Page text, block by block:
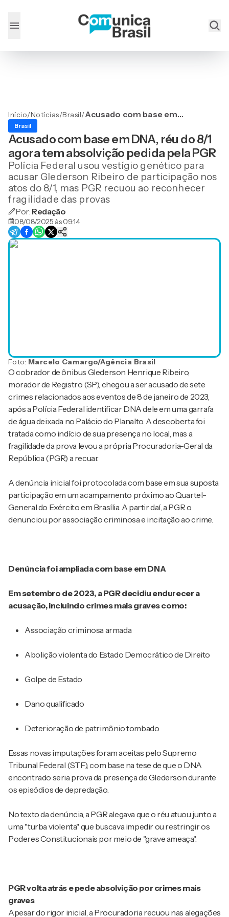
Início/Notícias/Brasil/Acusado com base em
absolvição pedida pela PGR
Brasil
Acusado com base em DNA, réu do 8/1
agora tem absolvição pedida pela PGR
Polícia Federal usou vestígio genético para
acusar Glederson Ribeiro de participação nos
atos do 8/1, mas PGR recuou ao reconhecer
fragilidade das provas
Por: Redação
08/08/2025 às 09:14
Foto: Marcelo Camargo/Agência Brasil
O cobrador de ônibus Glederson Henrique Ribeiro,
morador de Registro (SP), chegou a ser acusado de sete
crimes relacionados aos eventos de 8 de janeiro de 2023,
após a Polícia Federal identificar DNA dele em uma garrafa
de água deixada no Palácio do Planalto. A descoberta foi
tratada como indício de sua presença no local, mas a
fragilidade da prova levou a própria Procuradoria-Geral da
República (PGR) a recuar.
A denúncia inicial foi protocolada com base em sua suposta
participação em um acampamento próximo ao Quartel-
General do Exército em Brasília. A partir daí, a PGR o
denunciou por associação criminosa e incitação ao crime.
Denúncia foi ampliada com base em DNA
Em setembro de 2023, a PGR decidiu endurecer a
acusação, incluindo crimes mais graves como:
Associação criminosa armada
Abolição violenta do Estado Democrático de Direito
Golpe de Estado
Dano qualificado
Deterioração de patrimônio tombado
Essas novas imputações foram aceitas pelo Supremo
Tribunal Federal (STF), com base na tese de que o DNA
encontrado seria prova da presença de Glederson durante
os episódios de depredação.
No texto da denúncia, a PGR alegava que o réu atuou junto a
uma "turba violenta" que buscava impedir ou restringir os
Poderes Constitucionais por meio de "grave ameaça".
PGR volta atrás e pede absolvição por crimes mais
graves
Apesar do rigor inicial, a Procuradoria recuou nas alegações